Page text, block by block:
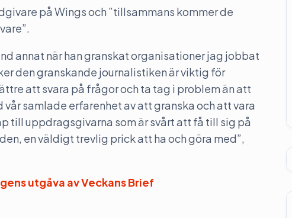
på Wings och ”tillsammans kommer de
annat när han granskat organisationer jag jobbat
den granskande journalistiken är viktig för
att svara på frågor och ta tag i problem än att
samlade erfarenhet av att granska och att vara
till uppdragsgivarna som är svårt att få till sig på
en väldigt trevlig prick att ha och göra med”,
utgåva av Veckans Brief